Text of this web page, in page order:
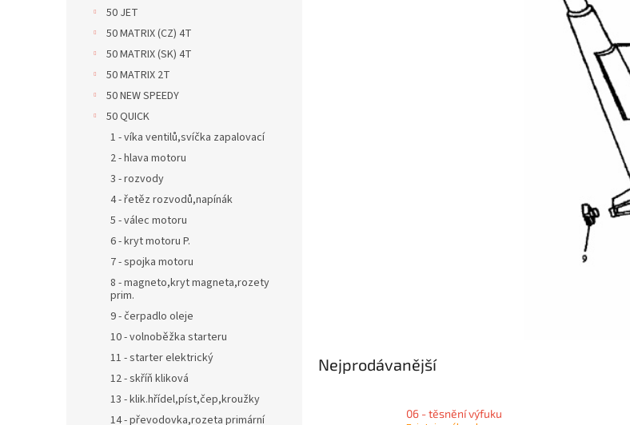
50 JET
50 MATRIX (CZ) 4T
50 MATRIX (SK) 4T
50 MATRIX 2T
50 NEW SPEEDY
50 QUICK
1 - víka ventilů,svíčka zapalovací
2 - hlava motoru
3 - rozvody
4 - řetěz rozvodů,napínák
5 - válec motoru
6 - kryt motoru P.
7 - spojka motoru
8 - magneto,kryt magneta,rozety
prim.
9 - čerpadlo oleje
10 - volnoběžka starteru
11 - starter elektrický
12 - skříň kliková
13 - klik.hřídel,píst,čep,kroužky
14 - převodovka,rozeta primární
Nejprodávanější
06 - těsnění výfuku